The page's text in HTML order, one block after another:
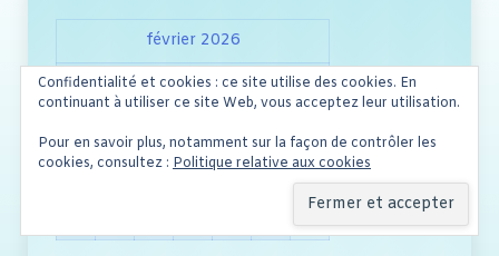
février 2026
L
M M J V S
D
1
2
3 4 5 6 7
8
9
10 11 12 13 14
15
22
Confidentialité et cookies : ce site utilise des cookies. En
continuant à utiliser ce site Web, vous acceptez leur utilisation.
Pour en savoir plus, notamment sur la façon de contrôler les
cookies, consultez : Politique relative aux cookies